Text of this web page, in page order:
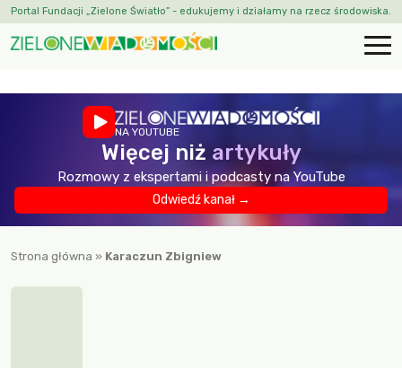
Portal Fundacji „Zielone Światło” - edukujemy i działamy na rzecz środowiska.
NA YOUTUBE
Więcej niż artykuły
Rozmowy z ekspertami i podcasty na YouTube
Odwiedź kanał →
Strona główna » Karaczun Zbigniew